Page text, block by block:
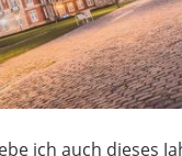
ich auch dieses